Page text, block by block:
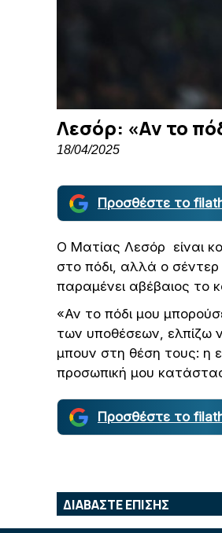
Λεσόρ: «Αν το
18/04/2025
Προσθέστε το
O Ματίας Λεσόρ είναι
στο πόδι, αλλά ο
παραμένει αβέβαιος το
«Αν το πόδι μου
των υποθέσεων, ελπίζω
μπουν στη θέση τους: η
προσωπική μου
Προσθέστε το
ΔΙΑΒΑΣΤΕ ΕΠΙΣΗΣ